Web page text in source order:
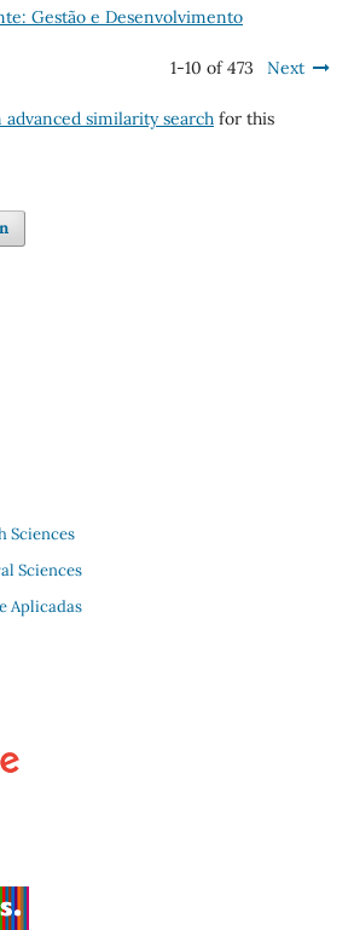
Gestão e Desenvolvimento
1-10 of 473 Next
advanced similarity searchfor this
Sciences
Sciences
Aplicadas